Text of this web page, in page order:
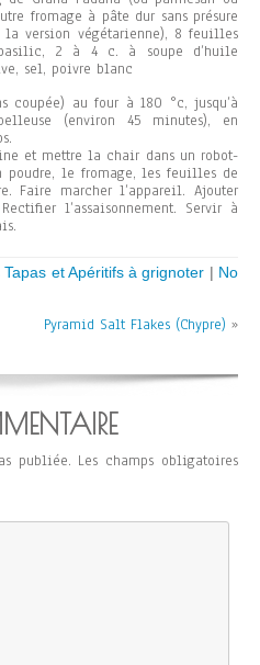
fromage à pâte dur sans présure
la version végétarienne), 8 feuilles
2 à 4 c. à soupe d’huile
sel, poivre blanc
coupée) au four à 180 °c, jusqu’à
(environ 45 minutes), en
et mettre la chair dans un robot-
poudre, le fromage, les feuilles de
Faire marcher l’appareil. Ajouter
l’assaisonnement. Servir à
et Apéritifs à grignoter | No
Pyramid Salt Flakes (Chypre) »
publiée. Les champs obligatoires